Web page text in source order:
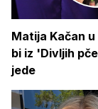
Matija Kačan
bi iz 'Divljih
jede